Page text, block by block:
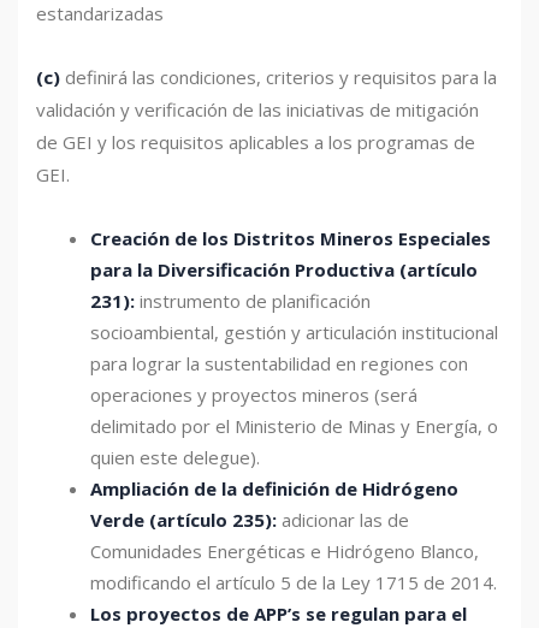
estandarizadas
(c) definirá las condiciones, criterios y requisitos para la
validación y verificación de las iniciativas de mitigación
de GEI y los requisitos aplicables a los programas de
GEI.
Creación de los Distritos Mineros Especiales
para la Diversificación Productiva (artículo
231): instrumento de planificación
socioambiental, gestión y articulación institucional
para lograr la sustentabilidad en regiones con
operaciones y proyectos mineros (será
delimitado por el Ministerio de Minas y Energía, o
quien este delegue).
Ampliación de la definición de Hidrógeno
Verde (artículo 235): adicionar las de
Comunidades Energéticas e Hidrógeno Blanco,
modificando el artículo 5 de la Ley 1715 de 2014.
Los proyectos de APP’s se regulan para el